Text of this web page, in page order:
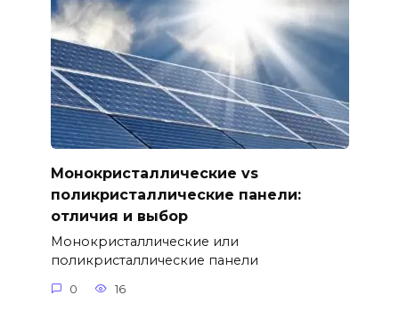
Монокристаллические vs
поликристаллические панели:
отличия и выбор
Монокристаллические или
поликристаллические панели
0 16